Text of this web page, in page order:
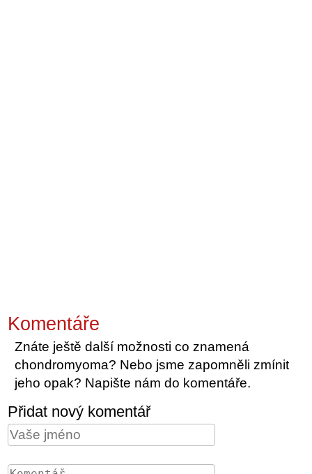
Komentáře
Znáte ještě další možnosti co znamená
chondromyoma? Nebo jsme zapomněli zmínit
jeho opak? Napište nám do komentáře.
Přidat nový komentář